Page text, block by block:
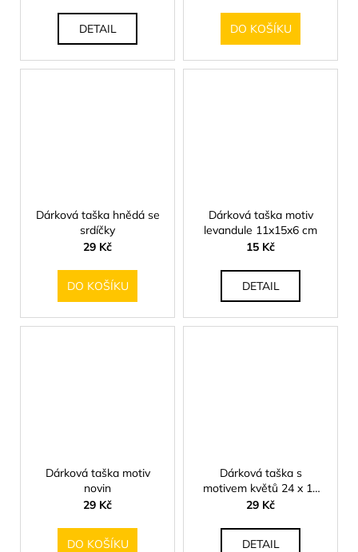
DETAIL DO KOŠÍKU
Dárková taška hnědá se
srdíčky
29 Kč
DO KOŠÍKU
Dárková taška motiv
levandule 11x15x6 cm
15 Kč
DETAIL
Dárková taška motiv
novin
29 Kč
DO KOŠÍKU
Dárková taška s
motivem květů 24 x 18
cm
29 Kč
DETAIL